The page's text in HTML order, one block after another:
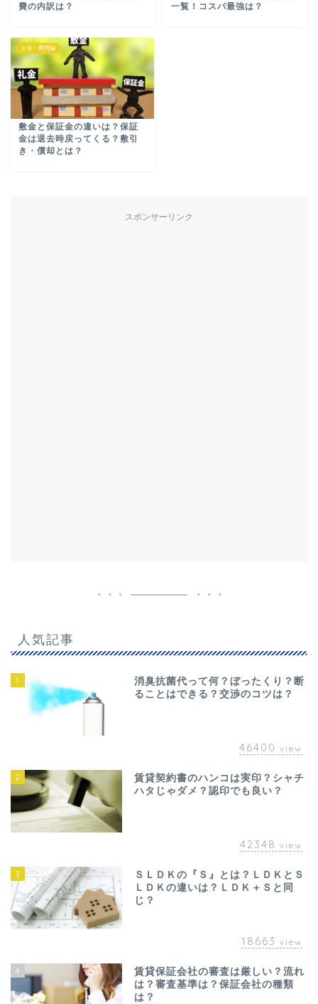
費の内訳は？
一覧！コスパ最強は？
お金・費用編
敷金と保証金の違いは？保証
金は退去時戻ってくる？敷引
き・償却とは？
スポンサーリンク
人気記事
1
消臭抗菌代って何？ぼったくり？断
ることはできる？交渉のコツは？
46400 view
2
賃貸契約書のハンコは実印？シャチ
ハタじゃダメ？認印でも良い？
42348 view
3
ＳＬＤＫの『Ｓ』とは？ＬＤＫとＳ
ＬＤＫの違いは？ＬＤＫ＋Ｓと同
じ？
18663 view
4
賃貸保証会社の審査は厳しい？流れ
は？審査基準は？保証会社の種類
は？